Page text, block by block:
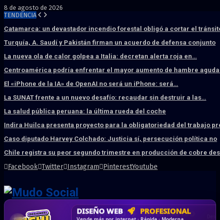
8 de agosto de 2026
TENDENCIA
Catamarca: un devastador incendio forestal obligó a cortar el
Turquía, A. Saudí y Pakistán firman un acuerdo de defensa conjunto
La nueva ola de calor golpea a Italia: decretan alerta roja en…
Centroamérica podría enfrentar el mayor aumento de hambre
El «iPhone de la IA» de OpenAI no será un iPhone: será…
La SUNAT frente a un nuevo desafío: recaudar sin destruir a las…
La salud pública peruana: la última rueda del coche
Indira Huilca presenta proyecto para la obligatoriedad del trabajo
Caso diputado Harvey Colchado: Justicia sí, persecución política no
Chile registra su peor segundo trimestre en producción de cobre
Facebook Twitter Instagram PinterestYoutube
HOSTING SSD SÚPER RÁPIDO
DISEÑO WEB PROFESIONAL
CRM & DASHBOARD A MEDIDA
CORREO CORPORATIVO